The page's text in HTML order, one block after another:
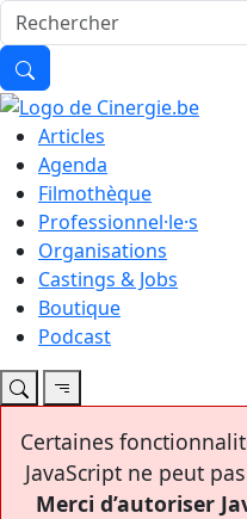
Articles
Agenda
Filmothèque
Professionnel·le·s
Organisations
Castings & Jobs
Boutique
Podcast
Certaines
JavaScript ne peut
Merci d’autoriser